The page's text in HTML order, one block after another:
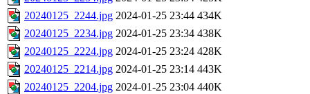
20240125_2244.jpg 2024-01-25 23:44 434K
20240125_2234.jpg 2024-01-25 23:34 438K
20240125_2224.jpg 2024-01-25 23:24 428K
20240125_2214.jpg 2024-01-25 23:14 443K
20240125_2204.jpg 2024-01-25 23:04 440K